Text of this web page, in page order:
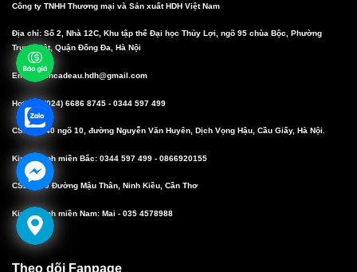
Công ty TNHH Thương mại và Sản xuất HDH Việt Nam
Địa chỉ: Số 2, Nhà 12C, Khu tập thể Đại học Thủy Lợi, ngõ 95 chùa Bộc, Phường
Trung Liệt, Quận Đống Đa, Hà Nội
Email: boncadeau.hdh@gmail.com
Hotline: (024) 6686 8745 - 0344 597 499
CS1: Số 40 ngõ 10, đường Nguyễn Văn Huyên, Dịch Vọng Hậu, Cầu Giấy, Hà Nội.
Kinh doanh miền Bắc: 0344 597 499 - 0866920155
CS2: 10/9 Đường Mậu Thân, Ninh Kiều, Cần Thơ
Kinh doanh miền Nam: Mai - 035 4578988
Theo dõi Fanpage